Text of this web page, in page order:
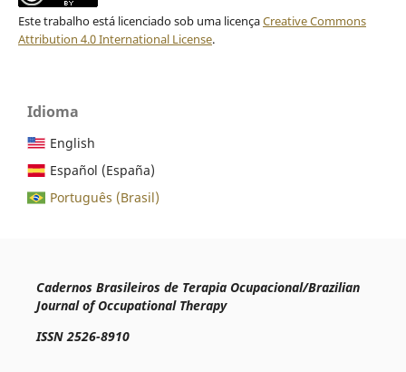
Este trabalho está licenciado sob uma licençaCreative Commons
Attribution 4.0 International License.
Idioma
English
Español (España)
Português (Brasil)
Cadernos Brasileiros de Terapia Ocupacional/Brazilian
Journal of Occupational Therapy
ISSN 2526-8910